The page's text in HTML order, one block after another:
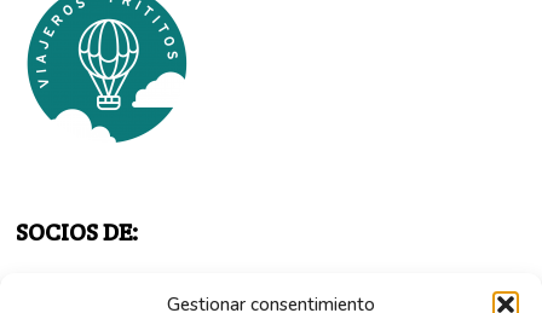
Gestionar consentimiento
SOCIOS DE: